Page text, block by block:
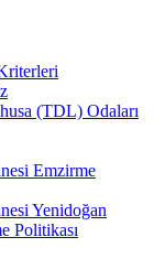
(TDL) Odaları
Emzirme
Yenidoğan
Politikası